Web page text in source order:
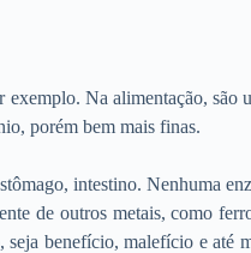
Na alimentação, são
porém bem mais finas.
intestino. Nenhuma
de outros metais, como
seja benefício, malefício e